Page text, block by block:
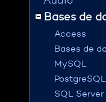
Bases de
Access
Bases de
MySQL
PostgreSQL
SQL Server